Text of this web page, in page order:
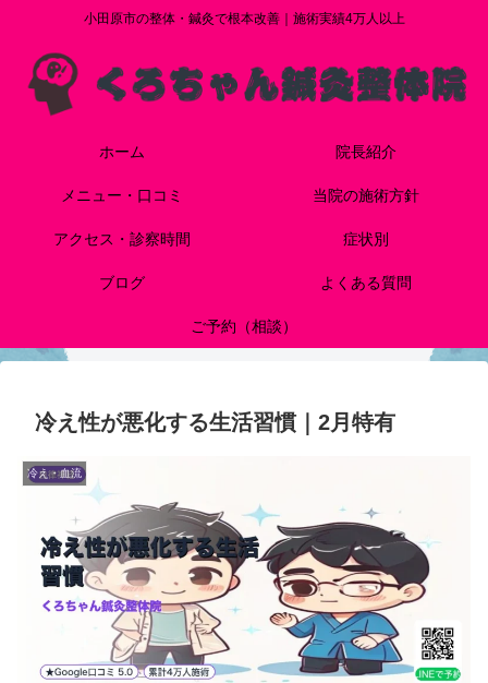
小田原市の整体・鍼灸で根本改善｜施術実績4万人以上
ホーム 院長紹介
メニュー・口コミ 当院の施術方針
アクセス・診察時間 症状別
ブログ よくある質問
ご予約（相談）
冷え性が悪化する生活習慣｜2月特有
冷え・血流